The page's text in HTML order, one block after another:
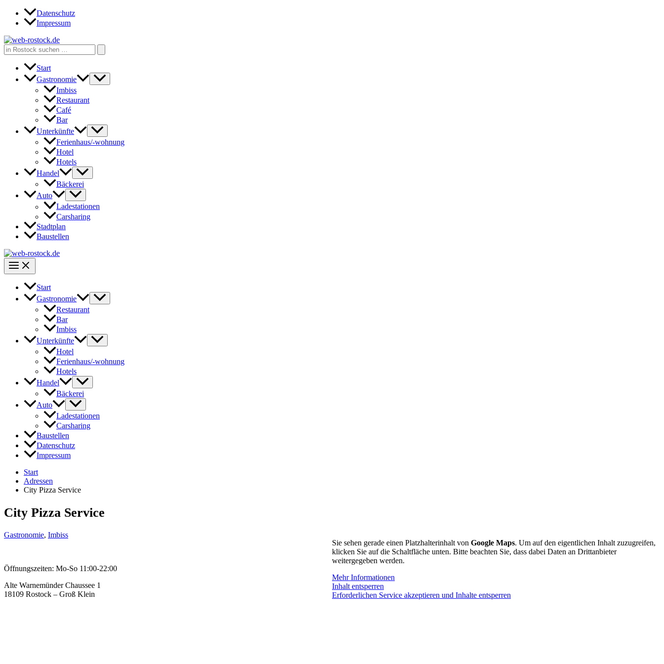
Zum
Inhalt
Datenschutz
Impressum
Search
for:
Start
Gastronomie
Imbiss
Restaurant
Café
Bar
Unterkünfte
Ferienhaus/-wohnung
Hotel
Hotels
Handel
Bäckerei
Auto
Ladestationen
Carsharing
Stadtplan
Baustellen
Start
Gastronomie
Restaurant
Bar
Imbiss
Unterkünfte
Hotel
Ferienhaus/-wohnung
Hotels
Handel
Bäckerei
Auto
Ladestationen
Carsharing
Baustellen
Datenschutz
Impressum
Start
Adressen
City Pizza Service
City Pizza Service
Gastronomie, Imbiss
Öffnungszeiten: Mo-So 11:00-22:00
Alte Warnemünder Chaussee 1
18109 Rostock – Groß Klein
Sie sehen gerade einen Platzhalterinhalt von Google Maps. Um auf den eigentlichen Inhalt zuzugreifen,
klicken Sie auf die Schaltfläche unten. Bitte beachten Sie, dass dabei Daten an Drittanbieter
weitergegeben werden.
Mehr Informationen
Inhalt entsperren
Erforderlichen Service akzeptieren und Inhalte entsperren